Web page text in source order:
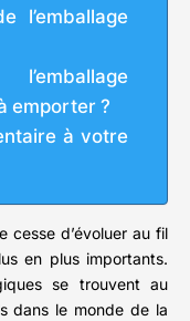
l’emballage
emporter ?
à votre
cesse d’évoluer au fil
en plus importants.
se trouvent au
dans le monde de la